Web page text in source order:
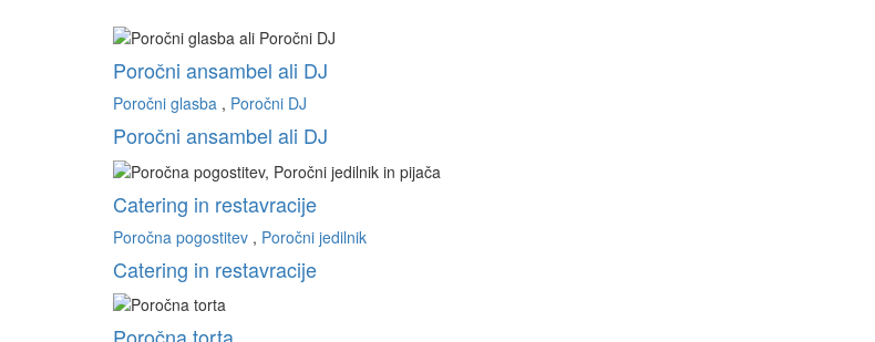
Poročni ansambel ali DJ
Poročni glasba , Poročni DJ
Poročni ansambel ali DJ
Catering in restavracije
Poročna pogostitev , Poročni jedilnik
Catering in restavracije